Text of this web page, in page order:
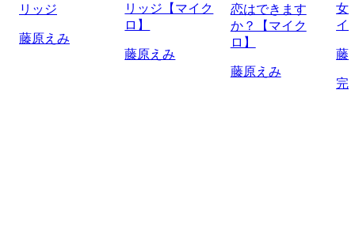
リッジ
藤原えみ
リッジ【マイク
ロ】
藤原えみ
恋はできます
か？【マイク
ロ】
藤原えみ
女
イ
藤
完